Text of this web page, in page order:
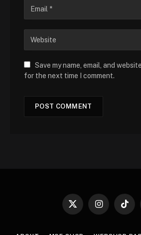
Save my name, email, and
for the next time I comment.
X
InstagramTikTok